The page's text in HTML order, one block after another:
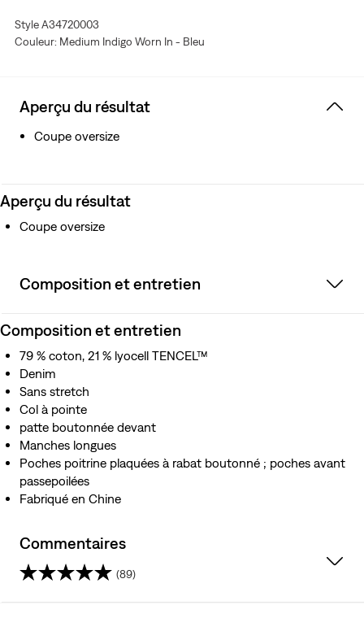
Poches intérieures profondes
Cette coupe oversize taille très grand, nous vous
Style A34720003
Couleur: Medium Indigo Worn In - Bleu
Aperçu du résultat
Coupe oversize
Aperçu du résultat
Coupe oversize
Composition et entretien
Composition et entretien
79 % coton, 21 % lyocell TENCEL™
Denim
Sans stretch
Col à pointe
patte boutonnée devant
Manches longues
Poches poitrine plaquées à rabat boutonné ; poches avant
passepoilées
Fabriqué en Chine
Commentaires
(89)